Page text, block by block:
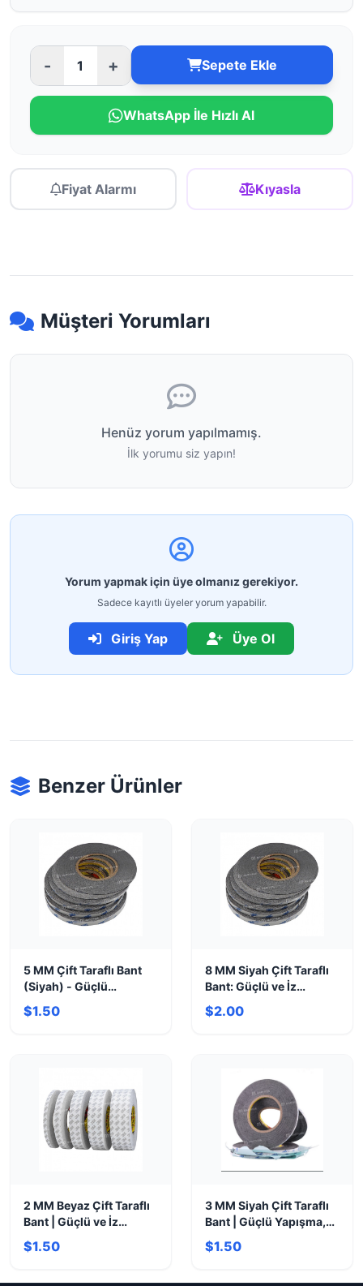
- + Sepete Ekle
WhatsApp İle Hızlı Al
Fiyat Alarmı Kıyasla
Müşteri Yorumları
Henüz yorum yapılmamış.
İlk yorumu siz yapın!
Yorum yapmak için üye olmanız gerekiyor.
Sadece kayıtlı üyeler yorum yapabilir.
Giriş Yap Üye Ol
Benzer Ürünler
5 MM Çift Taraflı Bant
(Siyah) - Güçlü
Yapışma, Estetik Çözüm
$1.50
8 MM Siyah Çift Taraflı
Bant: Güçlü ve İz
Bırakmaz!
$2.00
2 MM Beyaz Çift Taraflı
Bant | Güçlü ve İz
Bırakmaz Yapışma
$1.50
3 MM Siyah Çift Taraflı
Bant | Güçlü Yapışma,
Çok Yönlü Kullanım
$1.50